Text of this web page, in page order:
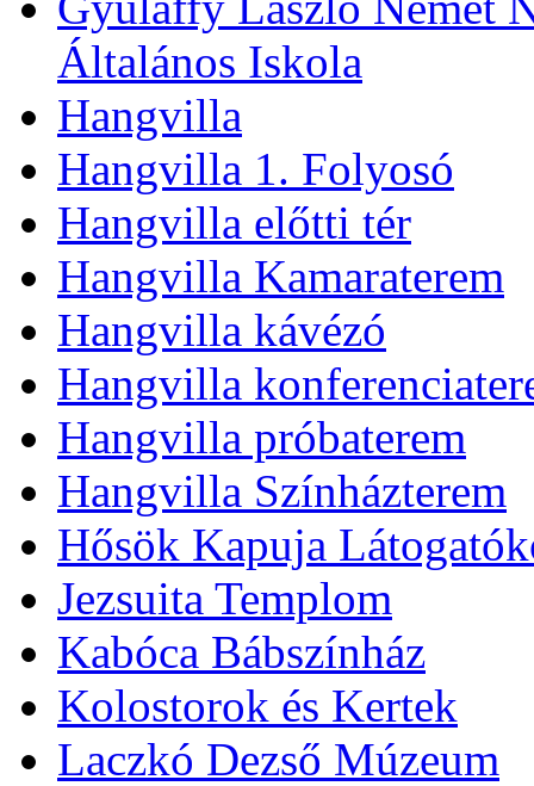
Általános Iskola
Hangvilla
Hangvilla 1. Folyosó
Hangvilla előtti tér
Hangvilla Kamaraterem
Hangvilla kávézó
Hangvilla
Hangvilla próbaterem
Hangvilla Színházterem
Hősök Kapuja
Jezsuita Templom
Kabóca Bábszínház
Kolostorok és Kertek
Laczkó Dezső Múzeum